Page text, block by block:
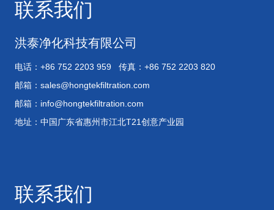
联系我们
洪泰净化科技有限公司
电话：+86 752 2203 959 传真：+86 752 2203 820
邮箱： sales@hongtekfiltration.com
邮箱： info@hongtekfiltration.com
地址：中国广东省惠州市江北T21创意产业园
联系我们